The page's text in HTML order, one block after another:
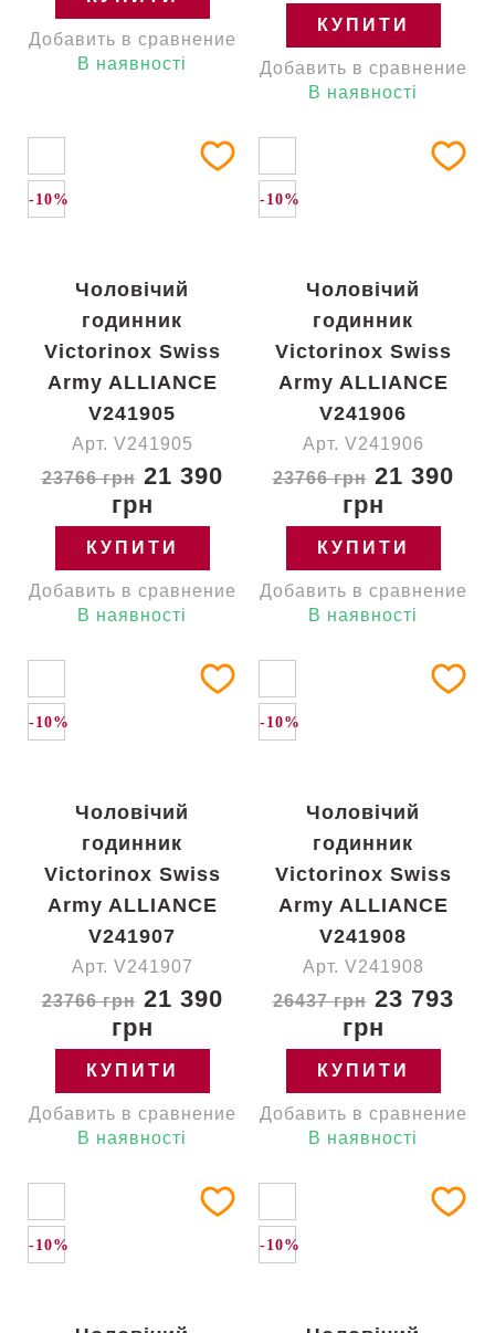
Добавить в сравнение
В наявності
КУПИТИ
Добавить в сравнение
В наявності
-10%
Чоловічий
годинник
Victorinox Swiss
Army ALLIANCE
V241905
Арт. V241905
23766 грн21 390
грн
КУПИТИ
Добавить в сравнение
В наявності
-10%
Чоловічий
годинник
Victorinox Swiss
Army ALLIANCE
V241906
Арт. V241906
23766 грн21 390
грн
КУПИТИ
Добавить в сравнение
В наявності
-10%
Чоловічий
годинник
Victorinox Swiss
Army ALLIANCE
V241907
Арт. V241907
23766 грн21 390
грн
КУПИТИ
Добавить в сравнение
В наявності
-10%
Чоловічий
годинник
Victorinox Swiss
Army ALLIANCE
V241908
Арт. V241908
26437 грн23 793
грн
КУПИТИ
Добавить в сравнение
В наявності
-10% -10%